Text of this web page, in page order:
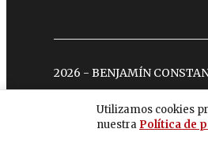
Utilizamos cookies
nuestra Política de
2026 - BENJAMÍN